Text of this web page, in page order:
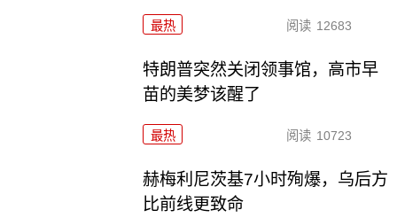
最热 阅读 12683
特朗普突然关闭领事馆，高市早
苗的美梦该醒了
最热 阅读 10723
赫梅利尼茨基7小时殉爆，乌后方
比前线更致命